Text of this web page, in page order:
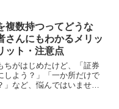
ことは、むつかしく感じが
丈夫です。いっ...
複数持つってどうな
さんにもわかるメリッ
ット・注意点
ちがはじめたけど、「証券
しよう？」「一か所だけで
」など、悩んではいません